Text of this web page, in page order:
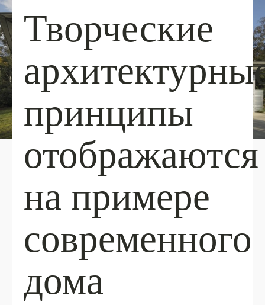
Творческие
принципы
отображаются
на примере
современного
дома